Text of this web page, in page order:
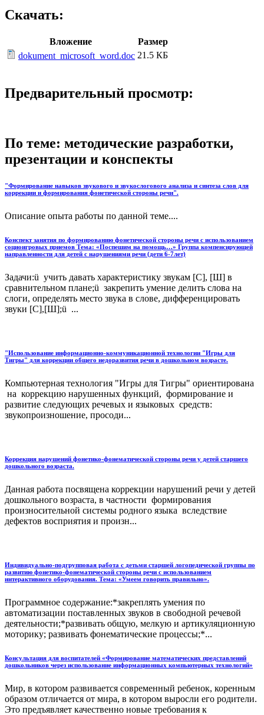
Скачать:
Вложение
Размер
dokument_microsoft_word.doc 21.5 КБ
Предварительный просмотр:
По теме: методические разработки,
презентации и конспекты
"Формирование навыков звукового и звукослогового анализа и синтеза слов для
коррекции и формирования фонетической стороны речи".
Описание опыта работы по данной теме....
Конспект занятия по формированию фонетической стороны речи с использованием
социоигровых приемов Тема: «Поспешим на помощь…» Группа компенсирующей
направленности для детей с нарушениями речи (дети 6-7лет)
Задачи:ü учить давать характеристику звукам [С], [Ш] в
сравнительном плане;ü закрепить умение делить слова на
слоги, определять место звука в слове, дифференцировать
звуки [С],[Ш];ü ...
"Использование информационно-коммуникационной технологии "Игры для
Тигры" для коррекции общего недоразвития речи в дошкольном возрасте.
Компьютерная технология "Игры для Тигры" ориентирована
на коррекцию нарушенных функций, формирование и
развитие следующих речевых и языковых средств:
звукопроизношение, просоди...
Коррекция нарушений фонетико-фонематической стороны речи у детей старшего
дошкольного возраста.
Данная работа посвящена коррекции нарушений речи у детей
дошкольного возраста, в частности формирования
произносительной системы родного языка вследствие
дефектов восприятия и произн...
Индивидуально-подгрупповая работа с детьми старшей логопедической группы по
развитию фонетико-фонематической стороны речи с использованием
интерактивного оборудования. Тема: «Умеем говорить правильно».
Программное содержание:*закреплять умения по
автоматизации поставленных звуков в свободной речевой
деятельности;*развивать общую, мелкую и артикуляционную
моторику; развивать фонематические процессы;*...
Консультация для воспитателей «Формирование математических представлений
дошкольников через использование информационных компьютерных технологий»
Мир, в котором развивается современный ребенок, коренным
образом отличается от мира, в котором выросли его родители.
Это предъявляет качественно новые требования к